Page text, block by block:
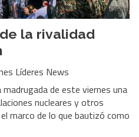
la rivalidad
Líderes News
de este viernes una
nucleares y otros
marco de lo que bautizó como